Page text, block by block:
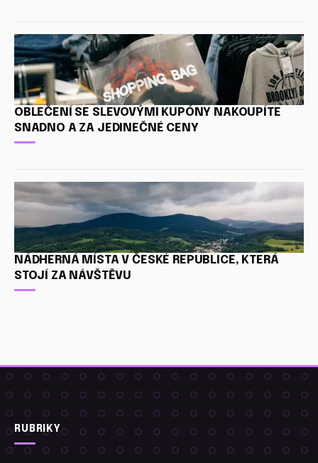
OBLEČENÍ SE SLEVOVÝMI KUPÓNY NAKOUPÍTE
SNADNO A ZA JEDINEČNÉ CENY
NÁDHERNÁ MÍSTA V ČESKÉ REPUBLICE, KTERÁ
STOJÍ ZA NÁVŠTĚVU
RUBRIKY